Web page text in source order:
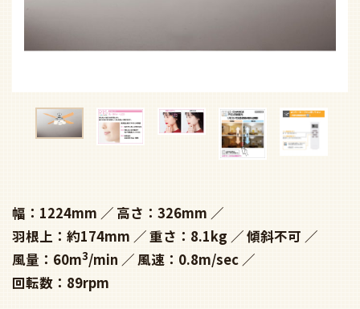
幅：1224mm
高さ：326mm
羽根上：約174mm
重さ：8.1kg
傾斜不可
風量：60m3/min
風速：0.8m/sec
回転数：89rpm